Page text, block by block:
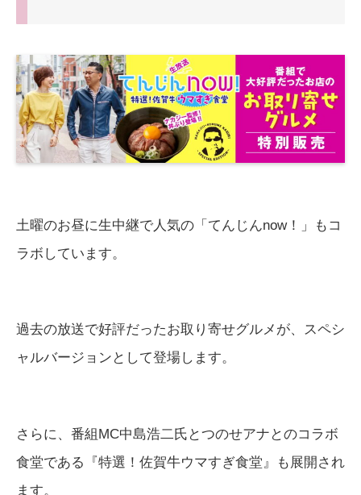
土曜のお昼に生中継で人気の「てんじんnow！」もコ
ラボしています。
過去の放送で好評だったお取り寄せグルメが、スペシ
ャルバージョンとして登場します。
さらに、番組MC中島浩二氏とつのせアナとのコラボ
食堂である『特選！佐賀牛ウマすぎ食堂』も展開され
ます。